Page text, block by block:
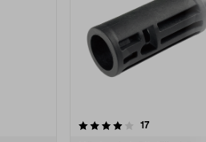
17recensioner
4.0av 5 stjärnor